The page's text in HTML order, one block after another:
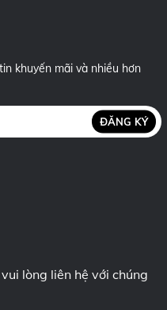
khuyến mãi và nhiều hơn
ĐĂNG KÝ
lòng liên hệ với chúng